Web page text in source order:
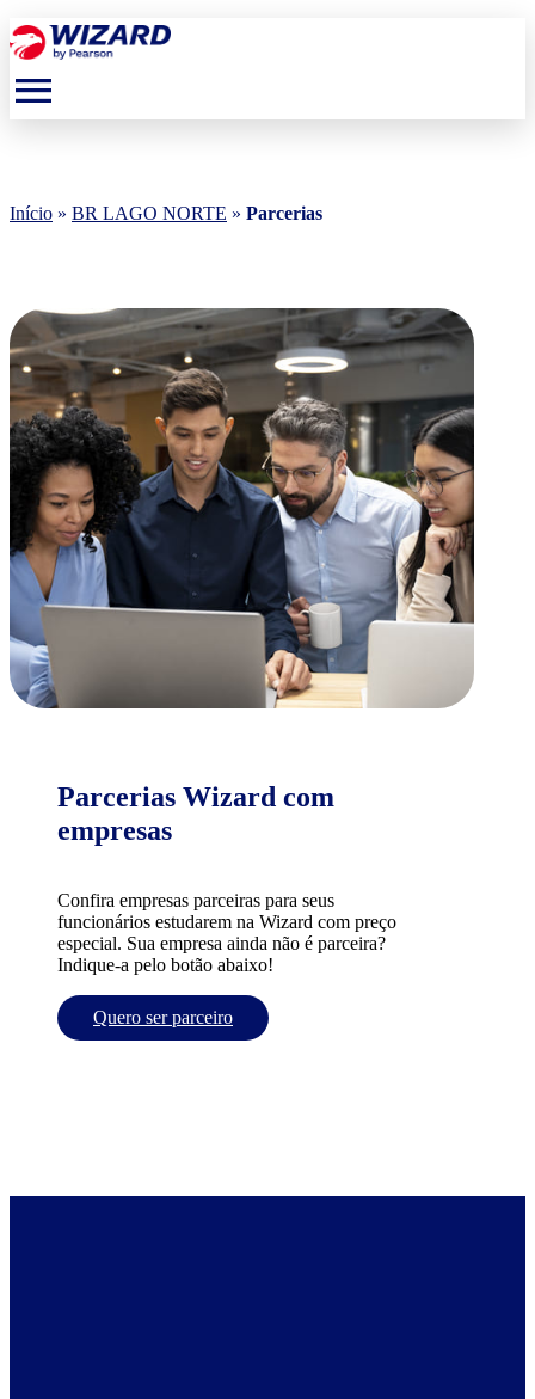
menu
Início » BR LAGO NORTE » Parcerias
Parcerias Wizard com
empresas
Confira empresas parceiras para seus
funcionários estudarem na Wizard com preço
especial. Sua empresa ainda não é parceira?
Indique-a pelo botão abaixo!
Quero ser parceiro